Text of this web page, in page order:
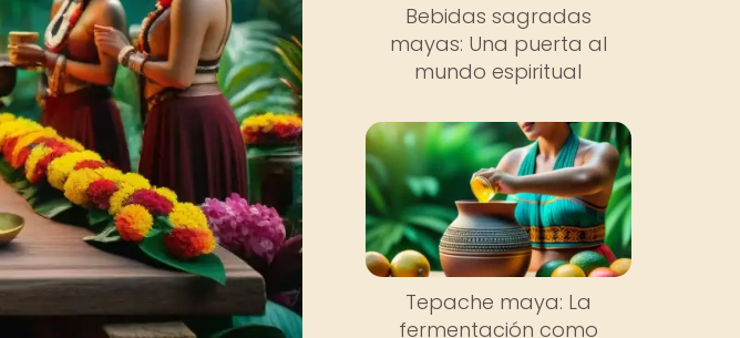
Bebidas sagradas
mayas: Una puerta al
mundo espiritual
Tepache maya: La
fermentación como